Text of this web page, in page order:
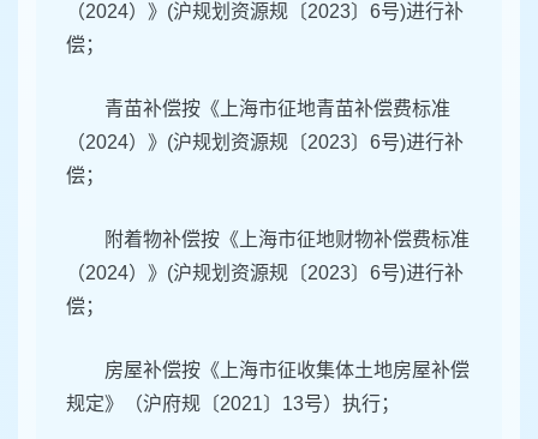
（2024）》(沪规划资源规〔2023〕6号)进行补
偿；
青苗补偿按《上海市征地青苗补偿费标准
（2024）》(沪规划资源规〔2023〕6号)进行补
偿；
附着物补偿按《上海市征地财物补偿费标准
（2024）》(沪规划资源规〔2023〕6号)进行补
偿；
房屋补偿按《上海市征收集体土地房屋补偿
规定》（沪府规〔2021〕13号）执行；